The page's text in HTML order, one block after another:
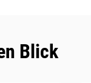
Blick